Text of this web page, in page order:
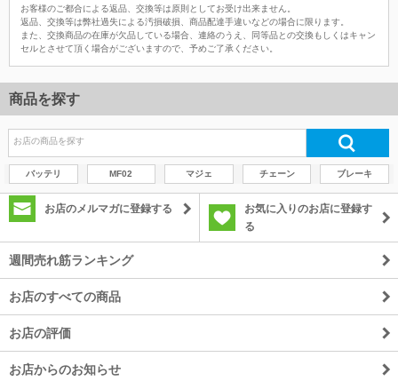
お客様のご都合による返品、交換等は原則としてお受け出来ません。
返品、交換等は弊社過失による汚損破損、商品配達手違いなどの場合に限ります。
また、交換商品の在庫が欠品している場合、連絡のうえ、同等品との交換もしくはキャン
セルとさせて頂く場合がございますので、予めご了承ください。
商品を探す
バッテリ MF02 マジェ チェーン ブレーキ
お店のメルマガに登録する
お気に入りのお店に登録す
る
週間売れ筋ランキング
お店のすべての商品
お店の評価
お店からのお知らせ